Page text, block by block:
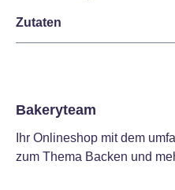
Zutaten
Bakeryteam
Ihr Onlineshop mit dem
zum Thema Backen und